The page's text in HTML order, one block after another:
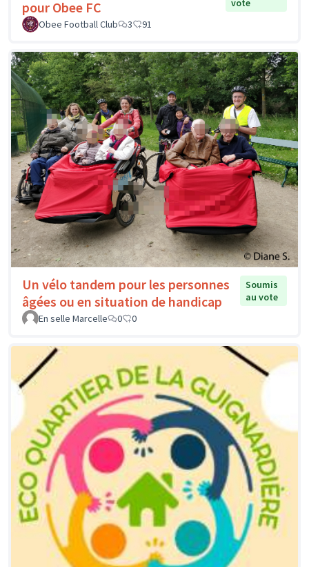
pour Obee FC
vote
Obee Football Club
3 91
Un vélo tandem pour les personnes
âgées ou en situation de handicap
Soumis
au vote
En selle Marcelle
0 0